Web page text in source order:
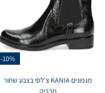
-10%
מגפונים KANIA צ'לסי בצבע שחור
מבריק